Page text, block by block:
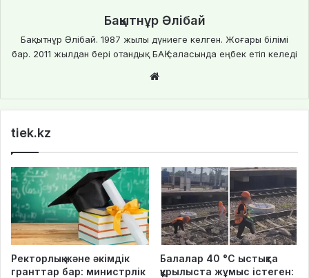
Бақытнұр Әлібай
Бақытнұр Әлібай. 1987 жылы дүниеге келген. Жоғары білімі
бар. 2011 жылдан бері отандық БАҚ саласында еңбек етіп келеді
te
tiek.kz
Ректорлық және әкімдік
гранттар бар: министрлік
Балалар 40 °C ыстықта
құрылыста жұмыс істеген: